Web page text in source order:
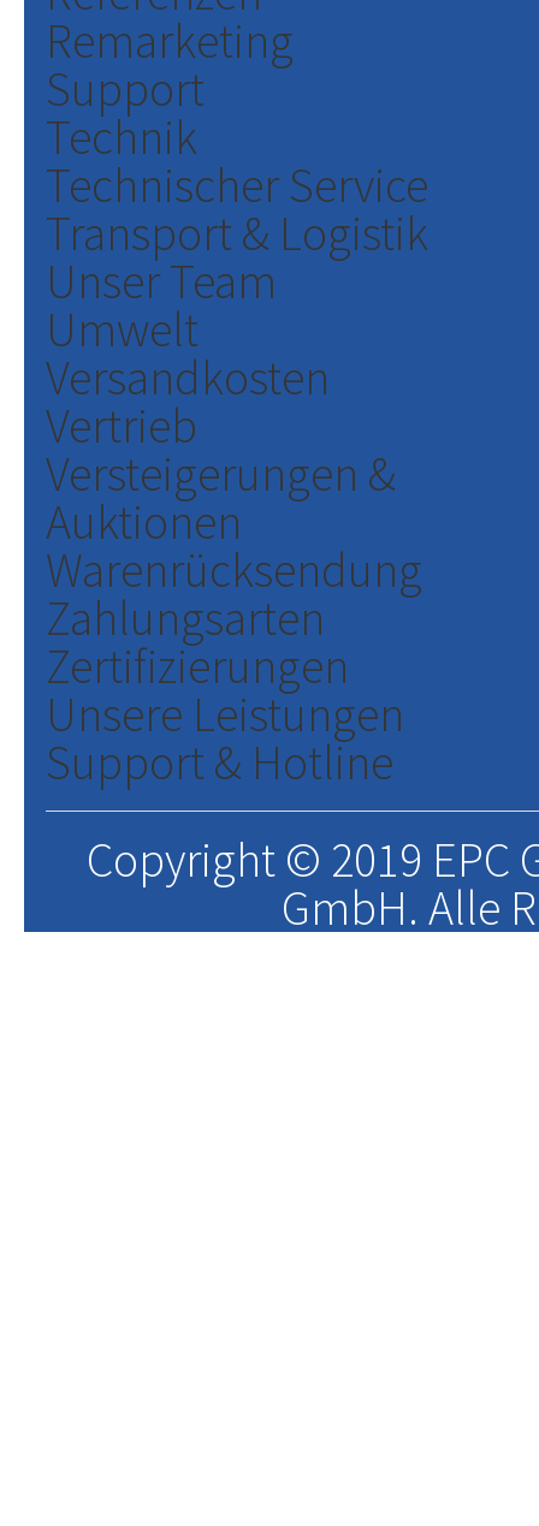
Remarketing
Support
Technik
Technischer Service
Transport & Logistik
Unser Team
Umwelt
Versandkosten
Vertrieb
Versteigerungen &
Auktionen
Warenrücksendung
Zahlungsarten
Zertifizierungen
Unsere Leistungen
Support & Hotline
Copyright © 2019 EPC
GmbH. Alle